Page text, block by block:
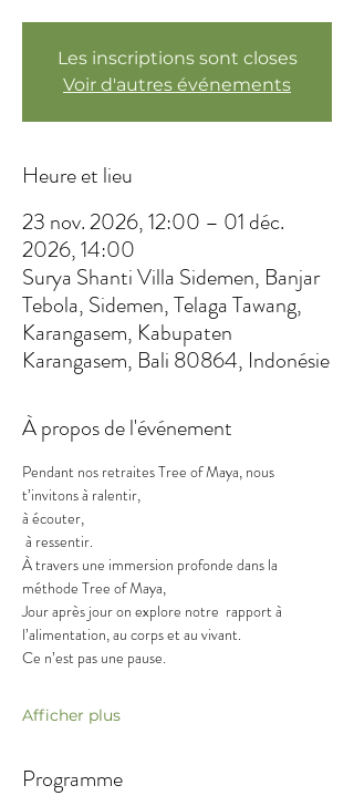
Les inscriptions sont closes
Voir d'autres événements
Heure et lieu
23 nov. 2026, 12:00 – 01 déc.
2026, 14:00
Surya Shanti Villa Sidemen, Banjar
Tebola, Sidemen, Telaga Tawang,
Karangasem, Kabupaten
Karangasem, Bali 80864, Indonésie
À propos de l'événement
Pendant nos retraites Tree of Maya, nous
t’invitons à ralentir,
à écouter,
à ressentir.
À travers une immersion profonde dans la
méthode Tree of Maya,
Jour après jour on explore notre  rapport à
l’alimentation, au corps et au vivant.
Ce n’est pas une pause.
Afficher plus
Programme